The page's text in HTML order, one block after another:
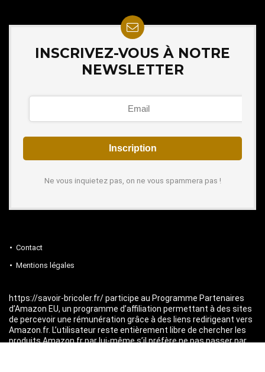
INSCRIVEZ-VOUS À NOTRE
NEWSLETTER
Ne vous inquietez pas, on ne vous spammera pas !
Contact
Mentions légales
https://savoir-bricoler.fr/ participe au Programme Partenaires
d’Amazon EU, un programme d’affiliation permettant à des sites
de percevoir une rémunération grâce à des liens redirigeant vers
Amazon.fr. L’utilisateur reste entièrement libre de chercher les
produits Amazon.fr par lui-même s’il préfère ne pas passer par